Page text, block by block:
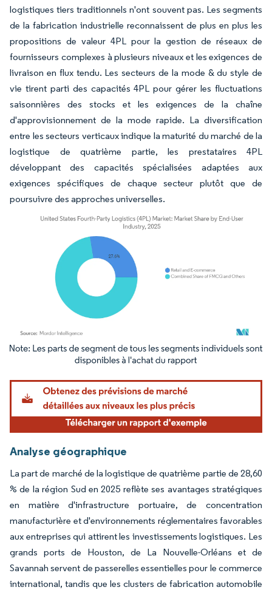
logistiques tiers traditionnels n'ont souvent pas. Les segments
de la fabrication industrielle reconnaissent de plus en plus les
propositions de valeur 4PL pour la gestion de réseaux de
fournisseurs complexes à plusieurs niveaux et les exigences de
livraison en flux tendu. Les secteurs de la mode & du style de
vie tirent parti des capacités 4PL pour gérer les fluctuations
saisonnières des stocks et les exigences de la chaîne
d'approvisionnement de la mode rapide. La diversification
entre les secteurs verticaux indique la maturité du marché de la
logistique de quatrième partie, les prestataires 4PL
développant des capacités spécialisées adaptées aux
exigences spécifiques de chaque secteur plutôt que de
poursuivre des approches universelles.
Image © Mordor Intelligence. La réutilisation nécessite une attribution sous CC BY
Analyse géographique
La part de marché de la logistique de quatrième partie de 28,60
% de la région Sud en 2025 reflète ses avantages stratégiques
en matière d'infrastructure portuaire, de concentration
manufacturière et d'environnements réglementaires favorables
aux entreprises qui attirent les investissements logistiques. Les
grands ports de Houston, de La Nouvelle-Orléans et de
Savannah servent de passerelles essentielles pour le commerce
international, tandis que les clusters de fabrication automobile